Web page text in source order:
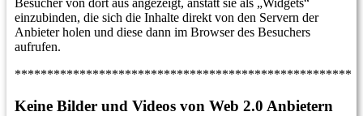
Besucher von dort aus angezeigt, anstatt sie als „Widgets“
einzubinden, die sich die Inhalte direkt von den Servern der
Anbieter holen und diese dann im Browser des Besuchers
aufrufen.
****************************************************
Keine Bilder und Videos von Web 2.0 Anbietern